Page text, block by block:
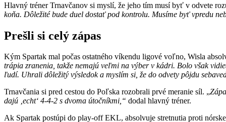
Hlavný tréner Trnavčanov si myslí, že jeho tím musí byť v odvete
koňa. Dôležité bude duel dostať pod kontrolu. Musíme byť vpredu
Prešli si celý zápas
Kým Spartak mal počas ostatného víkendu ligové voľno, Wisla
trápia zranenia, takže nemajú veľmi na výber v kádri. Bolo však
ľudí. Uhrali dôležitý výsledok a myslím si, že do odvety pôjdu
Trnavčania si pred cestou do Poľska rozobrali prvé meranie síl. „
dajú ‚echt‘ 4-4-2 s dvoma útočníkmi,“ dodal hlavný tréner.
Ak Spartak postúpi do play-off EKL, absolvuje stretnutia proti